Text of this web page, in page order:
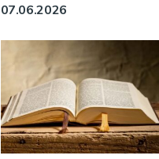
07.06.2026